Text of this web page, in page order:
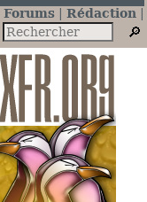
Forums
Rédaction